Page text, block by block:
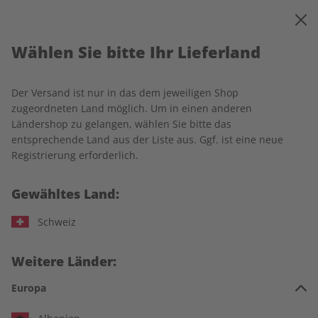
Barrierefreiheit bei DPV
DPV möchte allen Menschen den Zugang zu den Angeboten
im Shop und auf den Landingpages, relevanten
Informationen sowie Kontakt- und ggf. Self-Service-
Möglichkeiten im Serviceportal, sowie Registrierung und
Login für digitale Angebote ermöglichen – unabhängig von
arbeiten kontinuierlich daran, unsere Plattform barrierefrei
jedoch auch vom verwendeten Gerät ab.
Hilfsmittel unterstützt werden und wo es noch
Verbesserungsbedarf gibt.
Wählen Sie bitte Ihr Lieferland
Der Versand ist nur in das dem jeweiligen Shop
zugeordneten Land möglich. Um in einen anderen
Ländershop zu gelangen, wählen Sie bitte das
entsprechende Land aus der Liste aus. Ggf. ist eine neue
Registrierung erforderlich.
Gewähltes Land:
Schweiz
Weitere Länder:
Europa